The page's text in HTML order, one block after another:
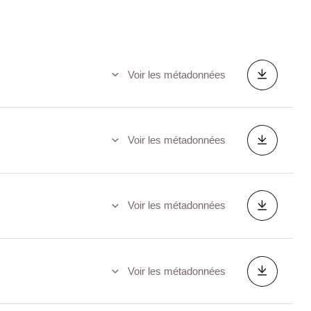
Voir les métadonnées
Voir les métadonnées
Voir les métadonnées
Voir les métadonnées